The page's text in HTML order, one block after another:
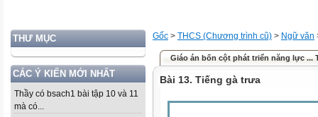
THƯ MỤC
CÁC Ý KIẾN MỚI NHẤT
Thầy có bsach1 bài tập 10 và 11
mà có...
Gốc > THCS (Chương trình cũ) > Ngữ văn
Giáo án bốn cột phát triển năng lực ...
Bài 13. Tiếng gà trưa